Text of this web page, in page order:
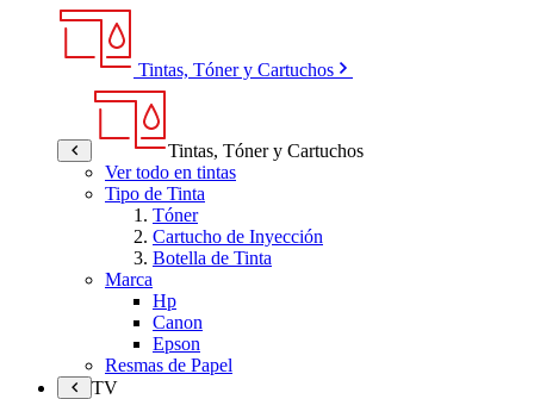
Tintas, Tóner y Cartuchos
Tintas, Tóner y Cartuchos
Ver todo en tintas
Tipo de Tinta
Tóner
Cartucho de Inyección
Botella de Tinta
Marca
Hp
Canon
Epson
Resmas de Papel
TV